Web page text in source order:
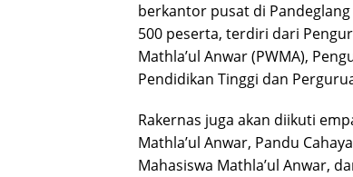
berkantor pusat di
500 peserta, terdiri dari
Mathla’ul Anwar (PWMA),
Pendidikan Tinggi dan
Rakernas juga akan diikuti
Mathla’ul Anwar, Pandu
Mahasiswa Mathla’ul Anwar,